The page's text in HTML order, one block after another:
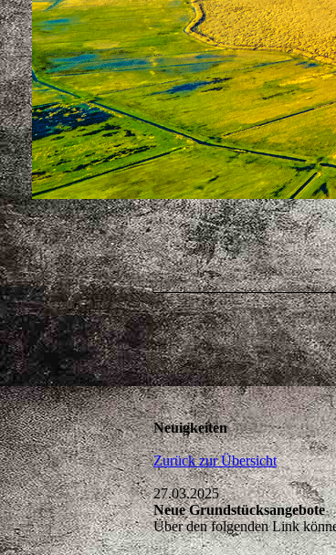
Neuigkeiten
Zurück zur Übersicht
27.03.2025
Neue Grundstücksangebote
Über den folgenden Link